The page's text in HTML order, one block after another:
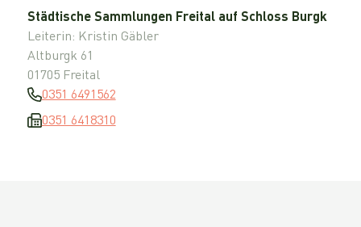
Städtische Sammlungen Freital auf Schloss Burgk
Leiterin: Kristin Gäbler
Altburgk 61
01705 Freital
0351 6491562
0351 6418310